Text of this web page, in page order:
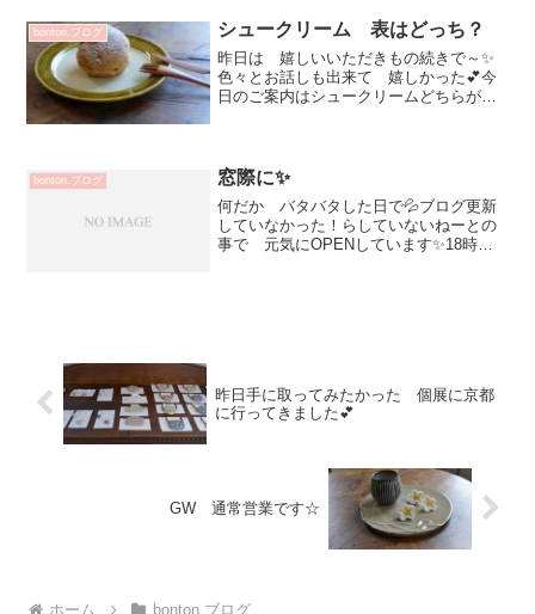
ント💕14 22 sq...
bonton.ブログ シュークリーム 表はどっち？
昨日は 嬉しいいただきもの続きで～✨
色々とお話しも出来て 嬉しかった💕今
日のご案内はシュークリームどちらが
DMにはる切手夏らしくって...
bonton.ブログ 窓際に✨
何だか バタバタした日で💦ブログ更新
していなかった！らしていないねーとの
事で 元気にOPENしています✨18時ま
昨日手に取ってみたかった 個展に京都
に行ってきました💕
GW 通常営業です☆
ホーム bonton.ブログ